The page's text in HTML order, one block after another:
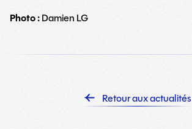
Photo :Damien LG
Retour aux actualités